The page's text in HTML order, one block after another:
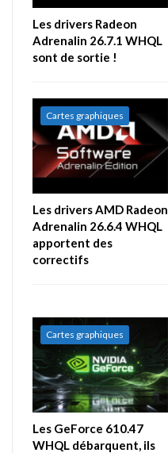
Les drivers Radeon
Adrenalin 26.7.1 WHQL
sont de sortie !
Cartes graphiques
Les drivers AMD Radeon
Adrenalin 26.6.4 WHQL
apportent des
correctifs
Cartes graphiques
Les GeForce 610.47
WHQL débarquent, ils